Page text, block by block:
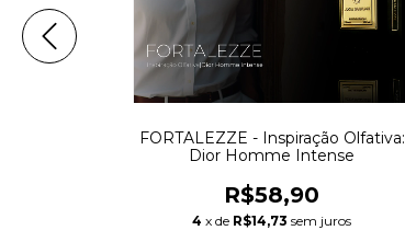
FORTALEZZE - Inspiração Olfativa:
Dior Homme Intense
R$58,90
4 x de R$14,73 sem juros